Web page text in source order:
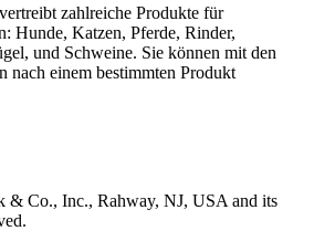
zahlreiche Produkte für
Hunde, Katzen, Pferde, Rinder,
und Schweine. Sie können mit den
nach einem bestimmten Produkt
Co., Inc., Rahway, NJ, USA and its